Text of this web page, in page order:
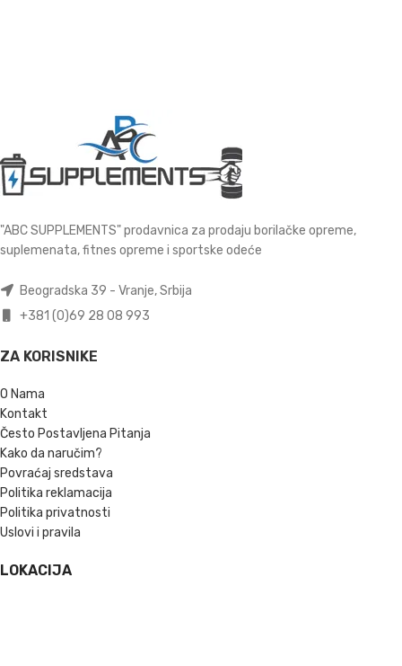
"ABC SUPPLEMENTS" prodavnica za prodaju borilačke opreme,
suplemenata, fitnes opreme i sportske odeće
Beogradska 39 - Vranje, Srbija
+381 (0)69 28 08 993
ZA KORISNIKE
O Nama
Kontakt
Često Postavljena Pitanja
Kako da naručim?
Povraćaj sredstava
Politika reklamacija
Politika privatnosti
Uslovi i pravila
LOKACIJA